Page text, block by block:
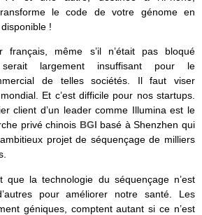
le code de votre génome en
!
français, même s’il n’était pas bloqué
largement insuffisant pour le
de telles sociétés. Il faut viser
Et c’est difficile pour nos startups.
client d’un leader comme Illumina est le
privé chinois BGI basé à Shenzhen qui
projet de séquençage de milliers
la technologie du séquençage n’est
pour améliorer notre santé. Les
géniques, comptent autant si ce n’est